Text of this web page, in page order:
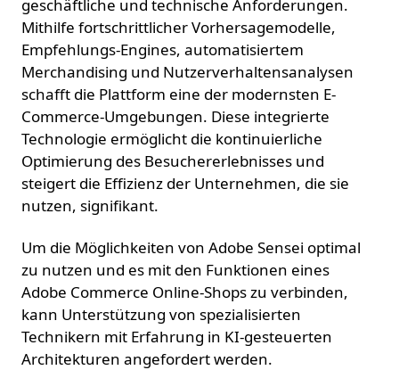
geschäftliche und technische Anforderungen.
Mithilfe fortschrittlicher Vorhersagemodelle,
Empfehlungs-Engines, automatisiertem
Merchandising und Nutzerverhaltensanalysen
schafft die Plattform eine der modernsten E-
Commerce-Umgebungen. Diese integrierte
Technologie ermöglicht die kontinuierliche
Optimierung des Besuchererlebnisses und
steigert die Effizienz der Unternehmen, die sie
nutzen, signifikant.
Um die Möglichkeiten von Adobe Sensei optimal
zu nutzen und es mit den Funktionen eines
Adobe Commerce Online-Shops zu verbinden,
kann Unterstützung von spezialisierten
Technikern mit Erfahrung in KI-gesteuerten
Architekturen angefordert werden.